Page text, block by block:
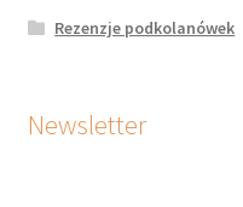
Rezenzje podkolanówek
Newsletter